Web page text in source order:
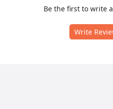
Be the first to write
Write